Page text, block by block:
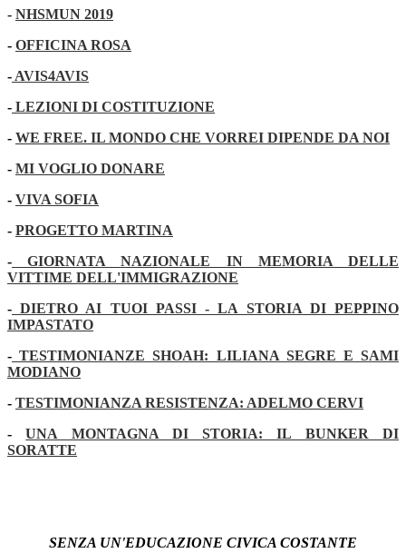
- NHSMUN 2019
- OFFICINA ROSA
- AVIS4AVIS
- LEZIONI DI COSTITUZIONE
- WE FREE. IL MONDO CHE VORREI DIPENDE DA NOI
- MI VOGLIO DONARE
- VIVA SOFIA
- PROGETTO MARTINA
- GIORNATA NAZIONALE IN MEMORIA DELLE
VITTIME DELL'IMMIGRAZIONE
- DIETRO AI TUOI PASSI - LA STORIA DI PEPPINO
IMPASTATO
- TESTIMONIANZE SHOAH: LILIANA SEGRE E SAMI
MODIANO
- TESTIMONIANZA RESISTENZA: ADELMO CERVI
-UNA MONTAGNA DI STORIA: IL BUNKER DI
SORATTE
SENZA UN'EDUCAZIONE CIVICA COSTANTE